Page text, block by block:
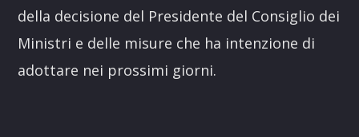
della decisione del Presidente del Consiglio dei
Ministri e delle misure che ha intenzione di
adottare nei prossimi giorni.